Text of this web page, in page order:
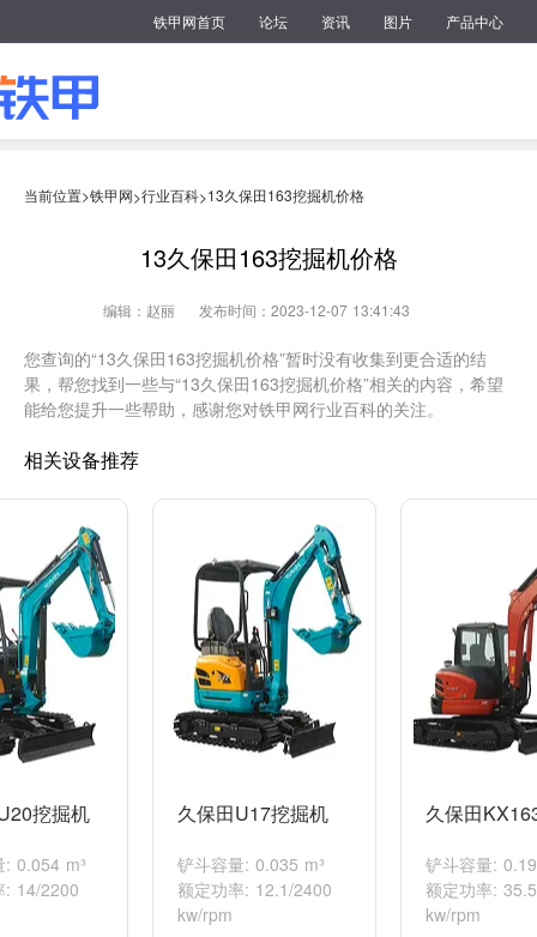
铁甲网首页 论坛 资讯 图片 产品中心
当前位置>铁甲网>行业百科>13久保田163挖掘机价格
13久保田163挖掘机价格
编辑：赵丽 发布时间：2023-12-07 13:41:43
您查询的“13久保田163挖掘机价格”暂时没有收集到更合适的结
果，帮您找到一些与“13久保田163挖掘机价格”相关的内容，希望
能给您提升一些帮助，感谢您对铁甲网行业百科的关注。
相关设备推荐
挖掘机
: 0.054 m³
: 14/2200
久保田U17挖掘机
铲斗容量: 0.035 m³
额定功率: 12.1/2400
kw/rpm
久保田
铲斗容量:
额定功率:
kw/rpm